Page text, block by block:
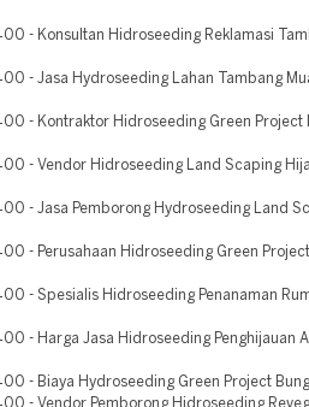
- Konsultan Hidroseeding Reklamasi
- Jasa Hydroseeding Lahan Tambang
- Kontraktor Hidroseeding Green Project
- Vendor Hidroseeding Land Scaping
- Jasa Pemborong Hydroseeding Land
- Perusahaan Hidroseeding Green
- Spesialis Hidroseeding Penanaman
- Harga Jasa Hidroseeding Penghijauan
- Biaya Hydroseeding Green Project
- Vendor Pemborong Hidroseeding